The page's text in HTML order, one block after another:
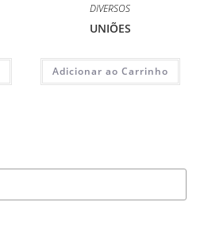
DIVERSOS
UNIÕES
Adicionar ao Carrinho